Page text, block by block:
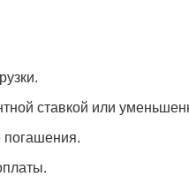
ставкой или
погашения.